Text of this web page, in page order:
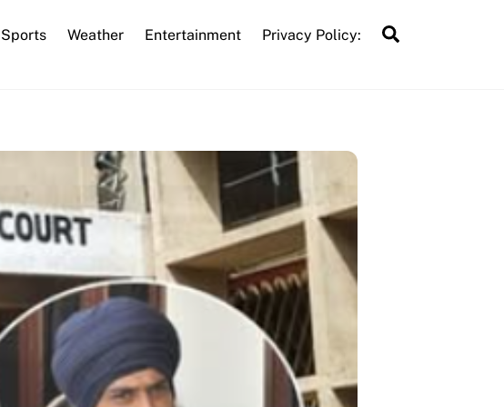
Sports Weather Entertainment Privacy Policy: